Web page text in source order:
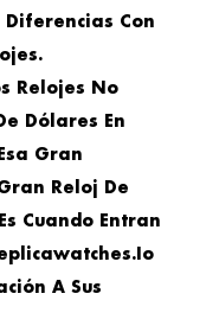
Diferencias Con
Relojes No
Dólares En
Gran
Reloj De
Cuando Entran
A Sus